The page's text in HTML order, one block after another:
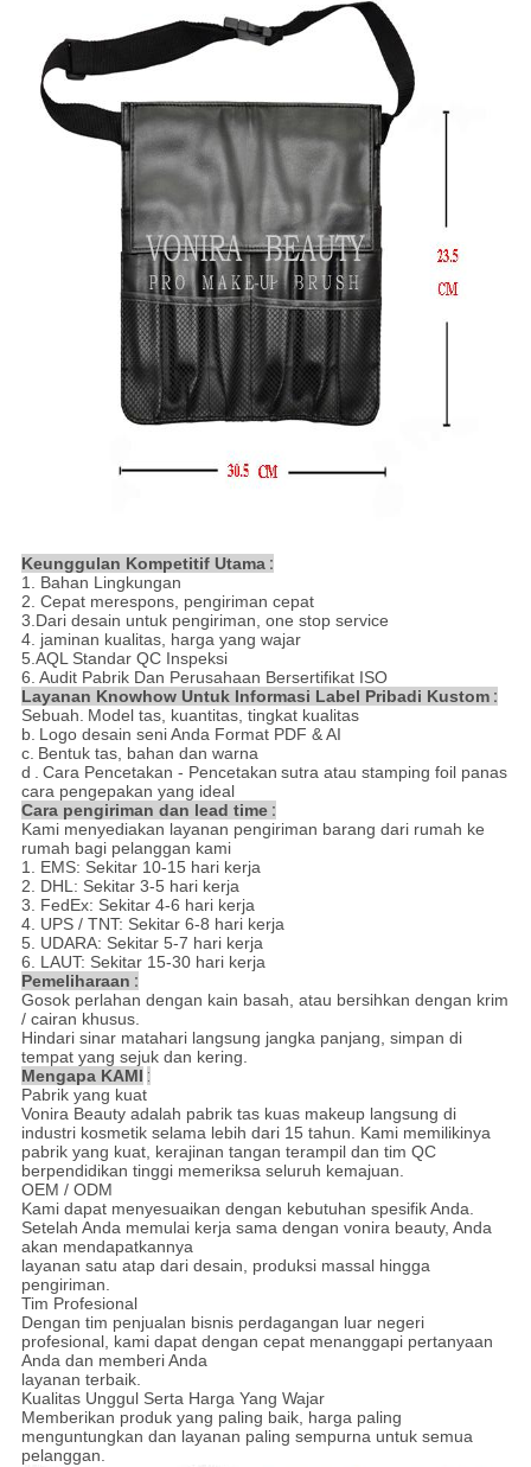
Keunggulan Kompetitif Utama:
1. Bahan Lingkungan
2. Cepat merespons, pengiriman cepat
3.Dari desain untuk pengiriman, one stop service
4. jaminan kualitas, harga yang wajar
5.AQL Standar QC Inspeksi
6. Audit Pabrik Dan Perusahaan Bersertifikat ISO
Layanan Knowhow Untuk Informasi Label Pribadi Kustom:
Sebuah. Model tas, kuantitas, tingkat kualitas
b. Logo desain seni Anda Format PDF & AI
c. Bentuk tas, bahan dan warna
d . Cara Pencetakan - Pencetakan sutra atau stamping foil panas
cara pengepakan yang ideal
Cara pengiriman dan lead time:
Kami menyediakan layanan pengiriman barang dari rumah ke
rumah bagi pelanggan kami
1. EMS: Sekitar 10-15 hari kerja
2. DHL: Sekitar 3-5 hari kerja
3. FedEx: Sekitar 4-6 hari kerja
4. UPS / TNT: Sekitar 6-8 hari kerja
5. UDARA: Sekitar 5-7 hari kerja
6. LAUT: Sekitar 15-30 hari kerja
Pemeliharaan :
Gosok perlahan dengan kain basah, atau bersihkan dengan krim
/ cairan khusus.
Hindari sinar matahari langsung jangka panjang, simpan di
tempat yang sejuk dan kering.
Mengapa KAMI :
Pabrik yang kuat
Vonira Beauty adalah pabrik tas kuas makeup langsung di
industri kosmetik selama lebih dari 15 tahun. Kami memilikinya
pabrik yang kuat, kerajinan tangan terampil dan tim QC
berpendidikan tinggi memeriksa seluruh kemajuan.
OEM / ODM
Kami dapat menyesuaikan dengan kebutuhan spesifik Anda.
Setelah Anda memulai kerja sama dengan vonira beauty, Anda
akan mendapatkannya
layanan satu atap dari desain, produksi massal hingga
pengiriman.
Tim Profesional
Dengan tim penjualan bisnis perdagangan luar negeri
profesional, kami dapat dengan cepat menanggapi pertanyaan
Anda dan memberi Anda
layanan terbaik.
Kualitas Unggul Serta Harga Yang Wajar
Memberikan produk yang paling baik, harga paling
menguntungkan dan layanan paling sempurna untuk semua
pelanggan.